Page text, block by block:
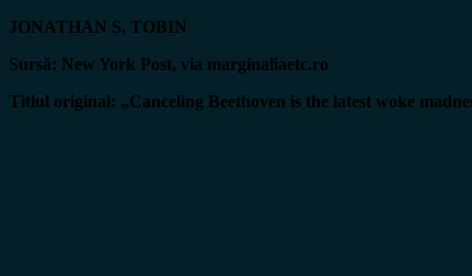
JONATHAN S. TOBIN
Sursă: New York Post, via marginaliaetc.ro
Titlul original: „Canceling Beethoven is the latest woke